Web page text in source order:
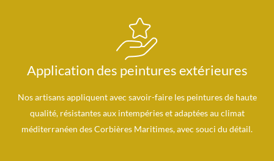
Application des peintures extérieures
Nos artisans appliquent avec savoir-faire les peintures de haute
qualité, résistantes aux intempéries et adaptées au climat
méditerranéen des Corbières Maritimes, avec souci du détail.